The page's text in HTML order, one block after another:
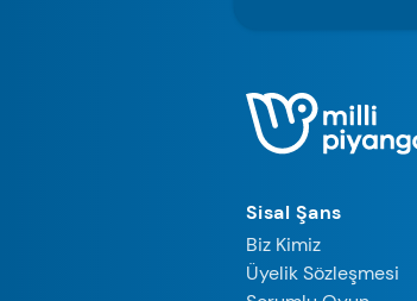
Sisal Şans
Biz Kimiz
Üyelik Sözleşmesi